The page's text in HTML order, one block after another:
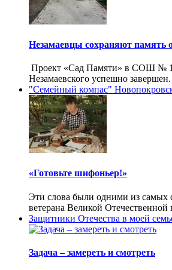
Незамаевцы сохраняют память
Проект «Сад Памяти» в СОШ №
Незамаевского успешно завершен.
"Семейный компас"
«Готовьте шифоньер!»
Эти слова были одними из самых
ветерана Великой
Защитники Отечества в моей
Задача – замереть и смотреть